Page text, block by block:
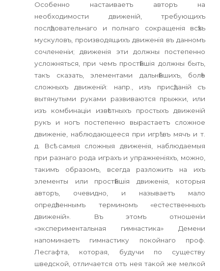
Особенно настаиваетъ авторъ на
необходимости движеній, требующихъ
послѣдовательнаго и полнаго сокращенія всѣхъ
мускуловъ, производящихъ движенія въ данномъ
сочлененіи; движенія эти должны постепенно
усложняться, при чемъ простѣйшія должны быть,
такъ сказать, элементами дальнѣйшихъ, болѣе
сложныхъ движеній: напр., изъ присѣданій съ
вытянутыми руками развиваются прыжки, или
изъ комбинаціи извѣстныхъ простыхъ движеній
рукъ и ногъ постепенно вырастаетъ сложное
движеніе, наблюдающееся при игрѣ въ мячъ и т.
д. Всѣ самыя сложныя движенія, наблюдаемыя
при разнаго рода играхъ и упражненіяхъ, можно,
такимъ образомъ, всегда разложить на ихъ
элементы или простѣйшія движенія, которыя
авторъ, очевидно, и называетъ мало
опредѣленнымъ терминомъ «естественныхъ
движеній». Въ этомъ отношеніи
«экспериментальная гимнастика» Демени
напоминаетъ гимнастику покойнаго проф.
Лесгафта, которая, будучи по существу
шведской, отличается отъ нея такой же мелкой